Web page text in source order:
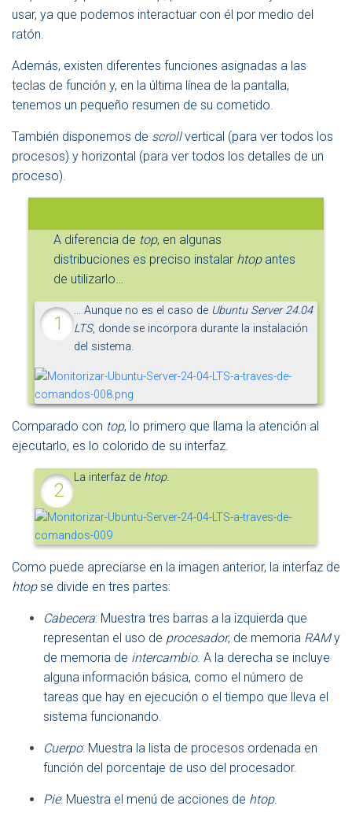
usar, ya que podemos interactuar con él por medio del
ratón.
Además, existen diferentes funciones asignadas a las
teclas de función y, en la última línea de la pantalla,
tenemos un pequeño resumen de su cometido.
También disponemos de scrollvertical (para ver todos los
procesos) y horizontal (para ver todos los detalles de un
proceso).
A diferencia de top, en algunas
distribuciones es preciso instalar htopantes
de utilizarlo…
… Aunque no es el caso de Ubuntu Server 24.04
LTS, donde se incorpora durante la instalación
del sistema.
Comparado con top, lo primero que llama la atención al
ejecutarlo, es lo colorido de su interfaz.
La interfaz de htop.
Como puede apreciarse en la imagen anterior, la interfaz de
htopse divide en tres partes:
Cabecera: Muestra tres barras a la izquierda que
representan el uso de procesador, de memoria RAMy
de memoria de intercambio. A la derecha se incluye
alguna información básica, como el número de
tareas que hay en ejecución o el tiempo que lleva el
sistema funcionando.
Cuerpo: Muestra la lista de procesos ordenada en
función del porcentaje de uso del procesador.
Pie: Muestra el menú de acciones de htop.